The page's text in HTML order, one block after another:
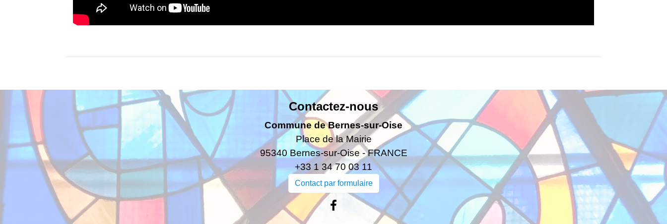
Contactez-nous
Commune de Bernes-sur-Oise
Place de la Mairie
95340 Bernes-sur-Oise - FRANCE
+33 1 34 70 03 11
Contact par formulaire